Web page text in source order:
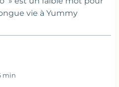
vie à Yummy
min